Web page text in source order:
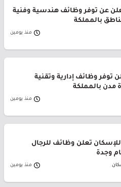
عن توفر وظائف هندسية وفنية
بالمملكة
منذ يومين
توفر وظائف إدارية وتقنية
مدن بالمملكة
منذ يومين
تعلن وظائف للرجال
وجدة
منذ يومين